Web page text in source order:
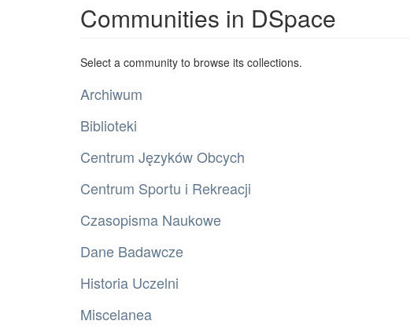
Communities in DSpace
Select a community to browse its collections.
Archiwum
Biblioteki
Centrum Języków Obcych
Centrum Sportu i Rekreacji
Czasopisma Naukowe
Dane Badawcze
Historia Uczelni
Miscelanea